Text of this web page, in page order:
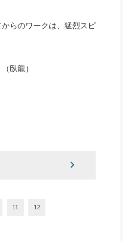
らのワークは、猛烈スピ
臥龍）
11 12